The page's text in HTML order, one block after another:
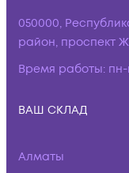
050000,
район, проспект
Время работы: пн-
ВАШ СКЛАД
Алматы